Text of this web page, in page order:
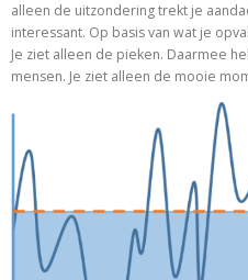
alleen de uitzondering trekt je
interessant. Op basis van wat je
Je ziet alleen de pieken. Daarmee
mensen. Je ziet alleen de mooie